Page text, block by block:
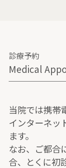
診療予約
Medical
当院では携帯
インターネッ
ます。
なお、ご都合
合、とくに初